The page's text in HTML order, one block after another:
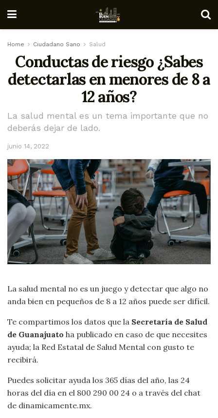
Home Ciudadano Sano Salud
Conductas de riesgo ¿Sabes
detectarlas en menores de 8 a
12 años?
La salud mental es un tema importante que no
deberás dejar de lado.
junio 14, 2022
La salud mental no es un juego y detectar que algo no
anda bien en pequeños de 8 a 12 años puede ser difícil.
Te compartimos los datos que la Secretaría de Salud
de Guanajuato ha publicado en caso de que necesites
ayuda; la Red Estatal de Salud Mental con gusto te
recibirá.
Puedes solicitar ayuda los 365 días del año, las 24
horas del día en el 800 290 00 24 o a través del chat
de dinamicamente.mx.